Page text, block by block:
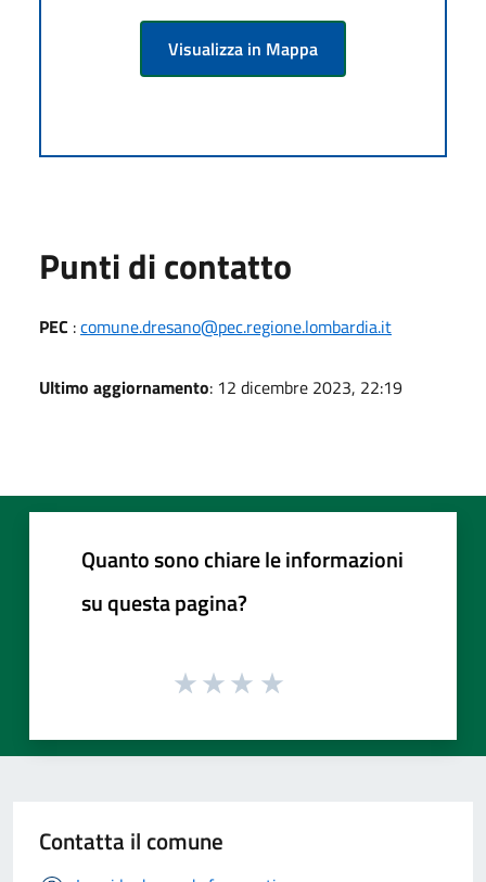
Visualizza in Mappa
Punti di contatto
PEC :comune.dresano@pec.regione.lombardia.it
Ultimo aggiornamento: 12 dicembre 2023, 22:19
Quanto sono chiare le informazioni
su questa pagina?
Contatta il comune